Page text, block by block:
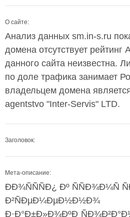
О сайте:
Анализ данных sm.in-s.ru
домена отсутствует
данного сайта неизвестна.
по доле трафика занимает
владельцем домена
agentstvo "Inter-Servis" LTD.
Заголовок:
Мета-описание:
ÐÐ¾ÑÑÑÐ¿ Ðº ÑÑÐ¾Ð¼Ñ
Ð²ÑÐµÐ¼ÐµÐ½Ð½Ð¾